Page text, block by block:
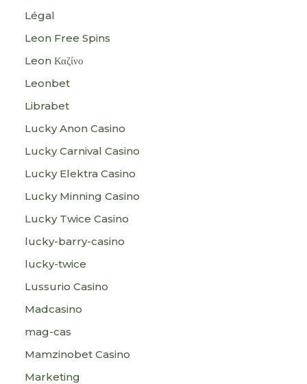
Légal
Leon Free Spins
Leon Καζίνο
Leonbet
Librabet
Lucky Anon Casino
Lucky Carnival Casino
Lucky Elektra Casino
Lucky Minning Casino
Lucky Twice Casino
lucky-barry-casino
lucky-twice
Lussurio Casino
Madcasino
mag-cas
Mamzinobet Casino
Marketing